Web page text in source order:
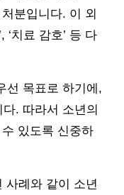
분입니다. 이 외
‘치료 감호’ 등 다
선 목표로 하기에,
. 따라서 소년의
있도록 신중하
사례와 같이 소년